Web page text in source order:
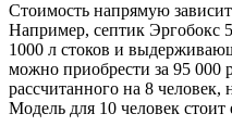
Стоимость напрямую
Например, септик Эргобокс
1000 л стоков и
можно приобрести за 95 000
рассчитанного на 8 человек,
Модель для 10 человек